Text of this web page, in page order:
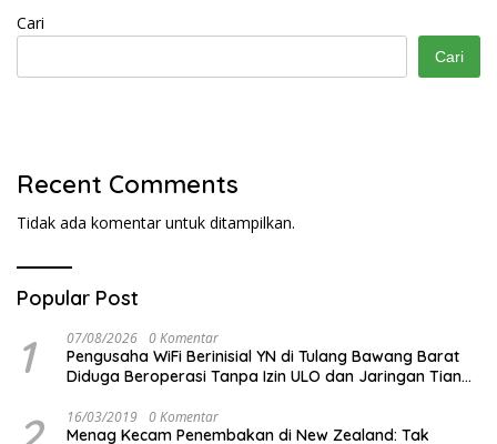
Cari
Cari
Recent Comments
Tidak ada komentar untuk ditampilkan.
Popular Post
1 07/08/2026 0 Komentar
Pengusaha WiFi Berinisial YN di Tulang Bawang Barat
Diduga Beroperasi Tanpa Izin ULO dan Jaringan Tiang
16/03/2019 0 Komentar
Menag Kecam Penembakan di New Zealand: Tak